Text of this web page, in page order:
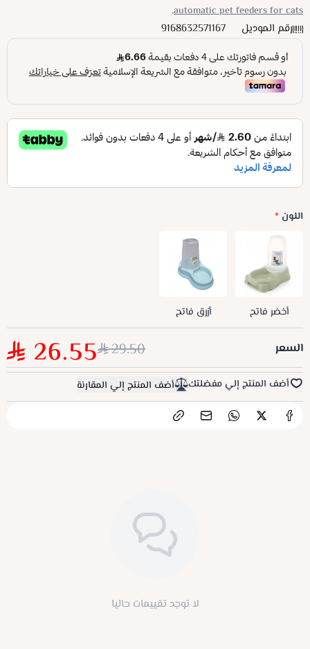
automatic pet feeders for cats,
رقم الموديل 9168632571167
اللون *
أخضر فاتح أزرق فاتح
السعر 29.50
26.55
أضف المنتج إلي مفضلتك أضف المنتج إلي المقارنة
لا توجد تقييمات حاليا